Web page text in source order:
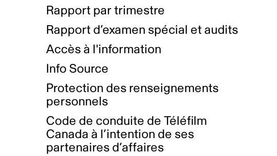
Rapport par trimestre
Rapport d’examen spécial et audits
Accès à l'information
Info Source
Protection des renseignements
personnels
Code de conduite de Téléfilm
Canada à l’intention de ses
partenaires d’affaires